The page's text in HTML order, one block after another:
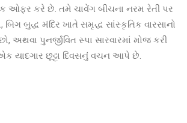
ઓફર કરે છે. તમે ચાવેંગ બીચના નરમ રેતી પર
બિગ બુદ્ધ મંદિર ખાતે સમૃદ્ધ સાંસ્કૃતિક વારસાનો
અથવા પુનર્જીવિત સ્પા સારવારમાં મોજ કરી
યાદગાર છૂટ્ટા દિવસનું વચન આપે છે.